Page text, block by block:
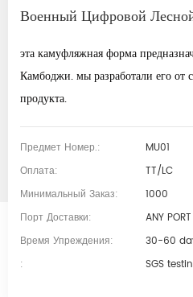
Военный Цифровой
эта камуфляжная форма
Камбоджи. мы разработали его от
продукта.
Предмет Номер.:
MU01
Оплата:
TT/LC
Минимальный Заказ:
1000
Порт Доставки:
ANY
Время Упреждения:
30-60
:
SGS